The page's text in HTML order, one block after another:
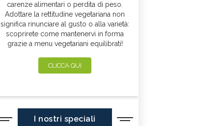
carenze alimentari o perdita di peso.
Adottare la rettitudine vegetariana non
significa rinunciare al gusto o alla varietà:
scoprirete come mantenervi in forma
grazie a menu vegetariani equilibrati!
CLICCA QUI
I nostri speciali